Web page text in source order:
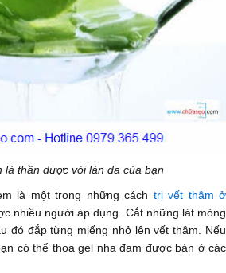
là thần dược với làn da của bạn
là một trong những cách trị vết thâm ở
nhiều người áp dụng. Cắt những lát mỏng
đó đắp từng miếng nhỏ lên vết thâm. Nếu
có thể thoa gel nha đam được bán ở các